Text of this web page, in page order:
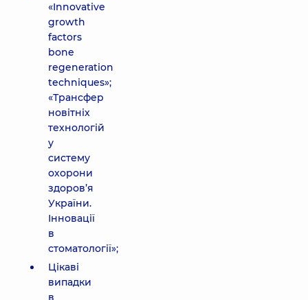
«Innovative
growth
factors
bone
regeneration
techniques»;
«Трансфер
новітніх
технологій
у
систему
охорони
здоров’я
України.
Інновації
в
стоматології»;
Цікаві
випадки
в